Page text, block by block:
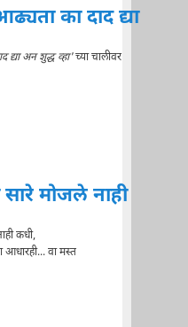
का दाद द्या
द्या अन शुद्ध व्हा'च्या चालीवर
मोजले नाही
कधी,
वा मस्त